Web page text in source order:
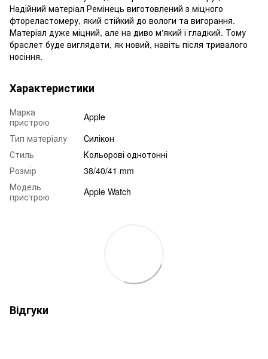
Надійний матеріал Ремінець виготовлений з міцного
фтореластомеру, який стійкий до вологи та вигорання.
Матеріал дуже міцний, але на диво м'який і гладкий. Тому
браслет буде виглядати, як новий, навіть після тривалого
носіння.
Характеристики
Марка
пристрою
Apple
Тип матеріалу
Силікон
Стиль
Кольорові однотонні
Розмір
38/40/41 mm
Модель
пристрою
Apple Watch
Відгуки